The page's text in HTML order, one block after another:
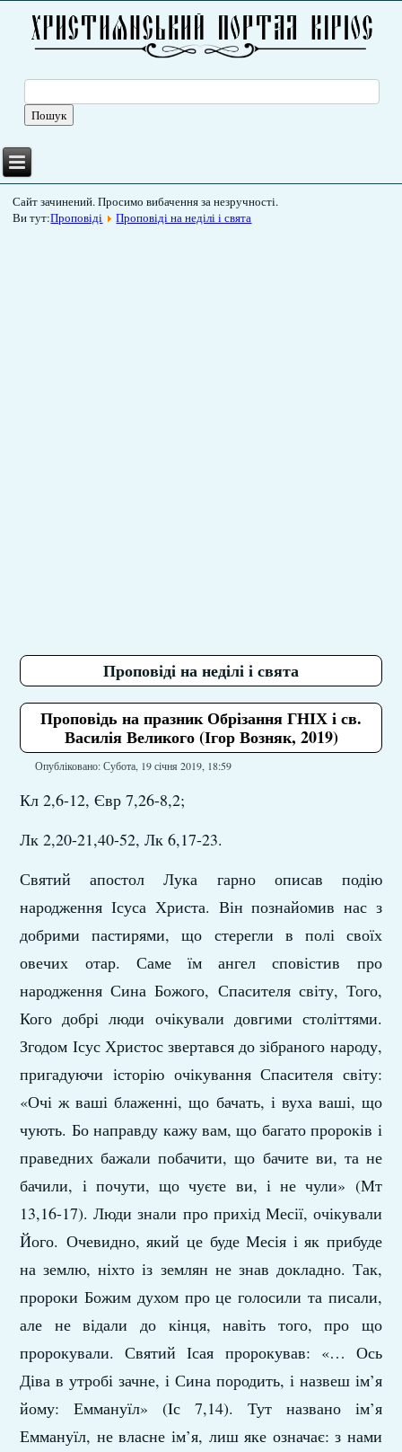
Сайт зачинений. Просимо вибачення за незручності.
Ви тут:Проповіді Проповіді на неділі і свята
Проповіді на неділі і свята
Проповідь на празник Обрізання ГНІХ і св.
Василія Великого (Ігор Возняк, 2019)
Опубліковано: Субота, 19 січня 2019, 18:59
Кл 2,6-12, Євр 7,26-8,2;
Лк 2,20-21,40-52, Лк 6,17-23.
Святий апостол Лука гарно описав подію
народження Ісуса Христа. Він познайомив нас з
добрими пастирями, що стерегли в полі своїх
овечих отар. Саме їм ангел сповістив про
народження Сина Божого, Спасителя світу, Того,
Кого добрі люди очікували довгими століттями.
Згодом Ісус Христос звертався до зібраного народу,
пригадуючи історію очікування Спасителя світу:
«Очі ж ваші блаженні, що бачать, і вуха ваші, що
чують. Бо направду кажу вам, що багато пророків і
праведних бажали побачити, що бачите ви, та не
бачили, і почути, що чуєте ви, і не чули» (Мт
13,16-17). Люди знали про прихід Месії, очікували
Його. Очевидно, який це буде Месія і як прибуде
на землю, ніхто із землян не знав докладно. Так,
пророки Божим духом про це голосили та писали,
але не відали до кінця, навіть того, про що
пророкували. Святий Ісая пророкував: «… Ось
Діва в утробі зачне, і Сина породить, і назвеш ім’я
йому: Еммануїл» (Iс 7,14). Тут названо ім’я
Еммануїл, не власне ім’я, лиш яке означає: з нами